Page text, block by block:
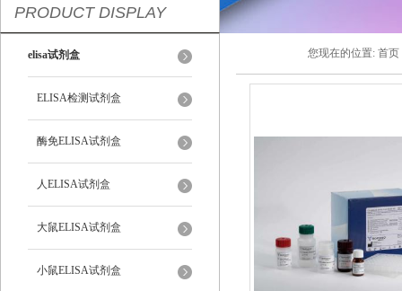
PRODUCT DISPLAY
elisa试剂盒
ELISA检测试剂盒
酶免ELISA试剂盒
人ELISA试剂盒
大鼠ELISA试剂盒
小鼠ELISA试剂盒
您现在的位置: 首页